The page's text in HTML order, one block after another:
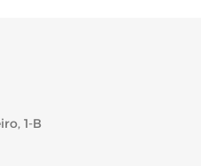
1-B